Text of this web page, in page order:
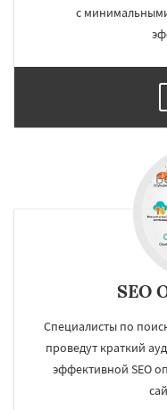
с
SEO
Специалисты по
проведут краткий
эффективной SEO